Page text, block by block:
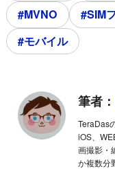
#MVNO
#SIM
#モバイル
筆者：
TeraDas
iOS、
画撮影・
か複数分